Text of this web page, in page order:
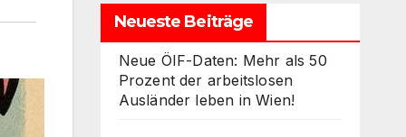
Neueste Beiträge
Neue ÖIF-Daten: Mehr als 50
Prozent der arbeitslosen
Ausländer leben in Wien!